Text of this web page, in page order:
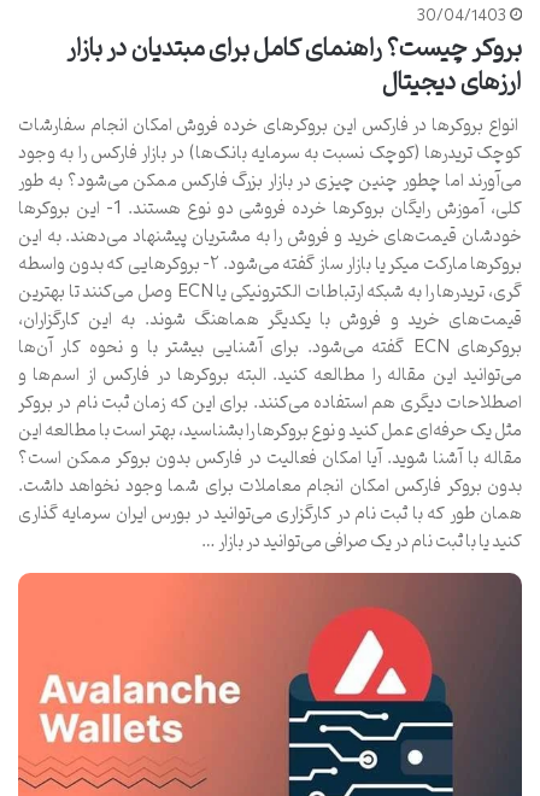
30/04/1403
بروکر چیست؟ راهنمای کامل برای مبتدیان در بازار
ارزهای دیجیتال
انواع بروکرها در فارکس این بروکرهای خرده فروش امکان انجام سفارشات
کوچک تریدرها (کوچک نسبت به سرمایه بانک‌ها) در بازار فارکس را به وجود
می‌آورند اما چطور چنین چیزی در بازار بزرگ فارکس ممکن می‌شود؟ به طور
کلی، آموزش رایگان بروکرها خرده فروشی دو نوع هستند. 1- این بروکرها
خودشان قیمت‌های خرید و فروش را به مشتریان پیشنهاد می‌دهند. به این
بروکرها مارکت میکر یا بازار ساز گفته می‌شود. ۲- بروکرهایی که بدون واسطه
گری، تریدرها را به شبکه ارتباطات الکترونیکی یا ECN وصل می‌کنند تا بهترین
قیمت‌های خرید و فروش با یکدیگر هماهنگ شوند. به این کارگزاران،
بروکرهای ECN گفته می‌شود. برای آشنایی بیشتر با و نحوه کار آن‌ها
می‌توانید این مقاله را مطالعه کنید. البته بروکرها در فارکس از اسم‌ها و
اصطلاحات دیگری هم استفاده می‌کنند. برای این که زمان ثبت نام در بروکر
مثل یک حرفه‌ای عمل کنید و نوع بروکرها را بشناسید، بهتر است با مطالعه این
مقاله با آشنا شوید. آیا امکان فعالیت در فارکس بدون بروکر ممکن است؟
بدون بروکر فارکس امکان انجام معاملات برای شما وجود نخواهد داشت.
همان طور که با ثبت نام در کارگزاری می‌توانید در بورس ایران سرمایه گذاری
کنید یا با ثبت نام در یک صرافی می‌توانید در بازار …